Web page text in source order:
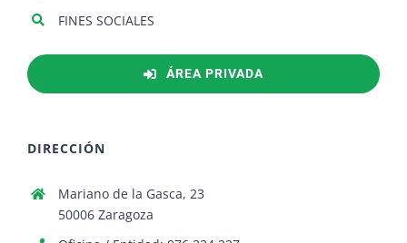
FINES SOCIALES
ÁREA PRIVADA
DIRECCIÓN
Mariano de la Gasca, 23
50006 Zaragoza